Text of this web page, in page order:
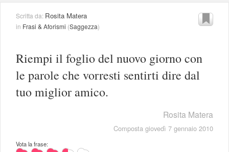
Scritta da: Rosita Matera
in Frasi & Aforismi (Saggezza)
Riempi il foglio del nuovo giorno con
le parole che vorresti sentirti dire dal
tuo miglior amico.
Rosita Matera
Composta giovedì 7 gennaio 2010
Vota la frase: